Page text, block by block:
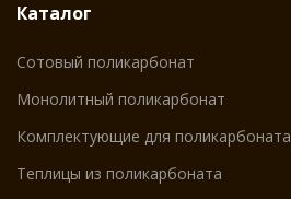
Каталог
Сотовый поликарбонат
Монолитный поликарбонат
Комплектующие для поликарбоната
Теплицы из поликарбоната